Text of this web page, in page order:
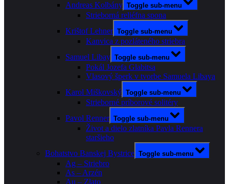
Andreas Kolbány Toggle sub-menu
Strieborná reliéfna spona
Krištof Lehner Toggle sub-menu
Kanvica z pozláteného striebra
Samuel Libay Toggle sub-menu
Pokál Jozefa Glabitsa
Vlasový šperk v tvorbe Samuela Libaya
Karol Miškovský Toggle sub-menu
Strieborné príborové solitéry
Pavol Renner Toggle sub-menu
Život a dielo zlatníka Pavla Rennera
staršieho
Bohatstvo Banskej Bystrice Toggle sub-menu
Ag – Striebro
As – Arzén
Au – Zlato